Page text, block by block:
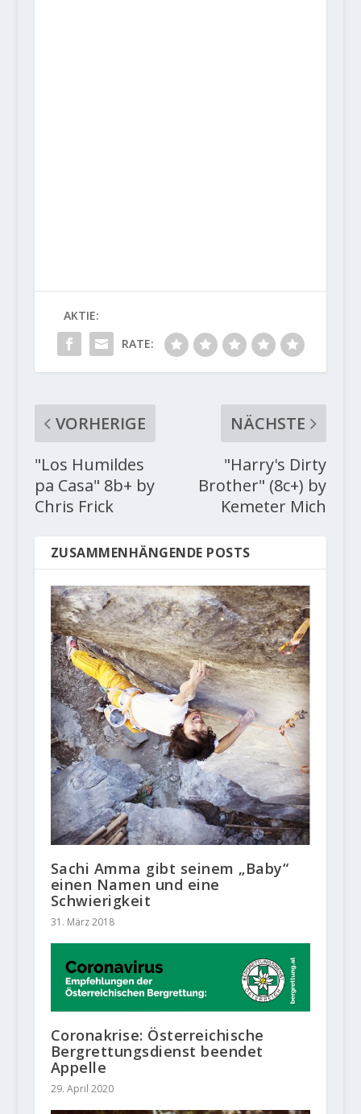
AKTIE:
RATE:
VORHERIGE
"Los Humildes
pa Casa" 8b+ by
Chris Frick
NÄCHSTE
"Harry's Dirty
Brother" (8c+) by
Kemeter Mich
ZUSAMMENHÄNGENDE POSTS
Sachi Amma gibt seinem „Baby“
einen Namen und eine
Schwierigkeit
31. März 2018
Coronakrise: Österreichische
Bergrettungsdienst beendet
Appelle
29. April 2020